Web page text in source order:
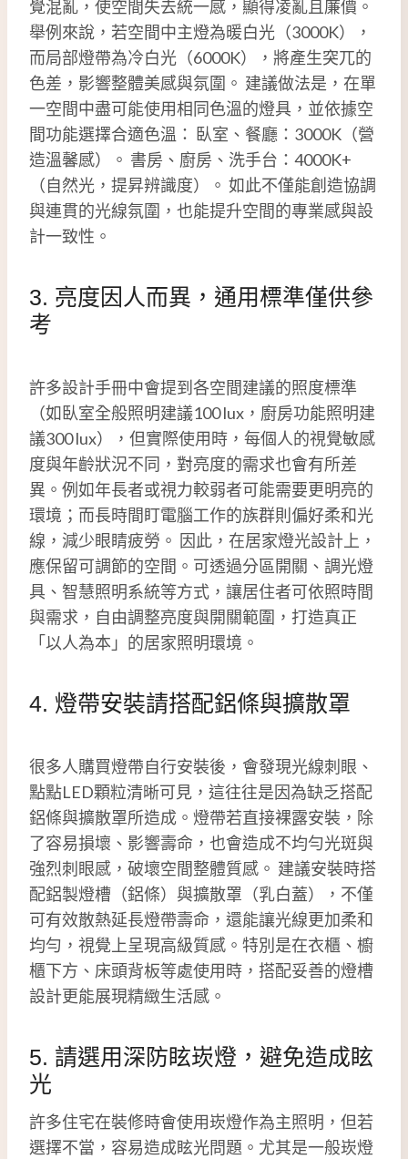
覺混亂，使空間失去統一感，顯得凌亂且廉價。
舉例來說，若空間中主燈為暖白光（3000K），
而局部燈帶為冷白光（6000K），將產生突兀的
色差，影響整體美感與氛圍。 建議做法是，在單
一空間中盡可能使用相同色溫的燈具，並依據空
間功能選擇合適色溫： 臥室、餐廳：3000K（營
造溫馨感）。 書房、廚房、洗手台：4000K+
（自然光，提昇辨識度）。 如此不僅能創造協調
與連貫的光線氛圍，也能提升空間的專業感與設
計一致性。
3. 亮度因人而異，通用標準僅供參
考
許多設計手冊中會提到各空間建議的照度標準
（如臥室全般照明建議100 lux，廚房功能照明建
議300 lux），但實際使用時，每個人的視覺敏感
度與年齡狀況不同，對亮度的需求也會有所差
異。例如年長者或視力較弱者可能需要更明亮的
環境；而長時間盯電腦工作的族群則偏好柔和光
線，減少眼睛疲勞。 因此，在居家燈光設計上，
應保留可調節的空間。可透過分區開關、調光燈
具、智慧照明系統等方式，讓居住者可依照時間
與需求，自由調整亮度與開關範圍，打造真正
「以人為本」的居家照明環境。
4. 燈帶安裝請搭配鋁條與擴散罩
很多人購買燈帶自行安裝後，會發現光線刺眼、
點點LED顆粒清晰可見，這往往是因為缺乏搭配
鋁條與擴散罩所造成。燈帶若直接裸露安裝，除
了容易損壞、影響壽命，也會造成不均勻光斑與
強烈刺眼感，破壞空間整體質感。 建議安裝時搭
配鋁製燈槽（鋁條）與擴散罩（乳白蓋），不僅
可有效散熱延長燈帶壽命，還能讓光線更加柔和
均勻，視覺上呈現高級質感。特別是在衣櫃、櫥
櫃下方、床頭背板等處使用時，搭配妥善的燈槽
設計更能展現精緻生活感。
5. 請選用深防眩崁燈，避免造成眩
光
許多住宅在裝修時會使用崁燈作為主照明，但若
選擇不當，容易造成眩光問題。尤其是一般崁燈